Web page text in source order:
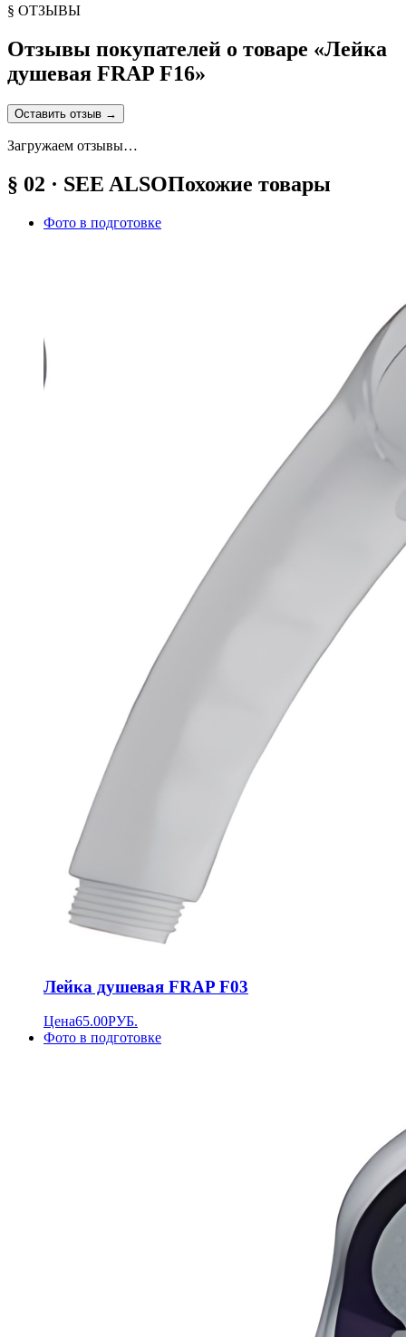
§ ОТЗЫВЫ
Отзывы покупателей о товаре «Лейка
душевая FRAP F16»
Оставить отзыв →
Загружаем отзывы…
§ 02 · SEE ALSOПохожие товары
Фото в подготовке
Лейка душевая FRAP F03
Цена65.00РУБ.
Фото в подготовке